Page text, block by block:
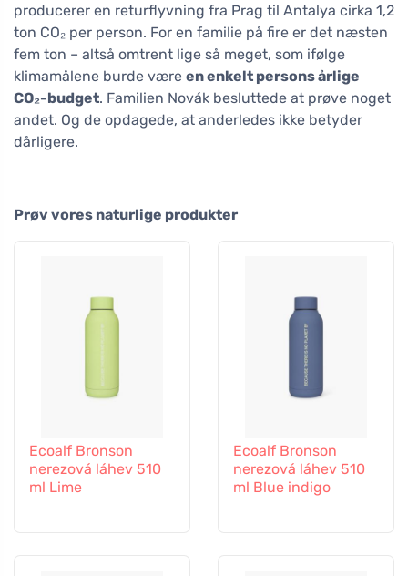
producerer en returflyvning fra Prag til Antalya cirka 1,2
ton CO₂ per person. For en familie på fire er det næsten
fem ton – altså omtrent lige så meget, som ifølge
klimamålene burde være en enkelt persons årlige
CO₂-budget. Familien Novák besluttede at prøve noget
andet. Og de opdagede, at anderledes ikke betyder
dårligere.
Prøv vores naturlige produkter
Ecoalf Bronson
nerezová láhev 510
ml Lime
Ecoalf Bronson
nerezová láhev 510
ml Blue indigo